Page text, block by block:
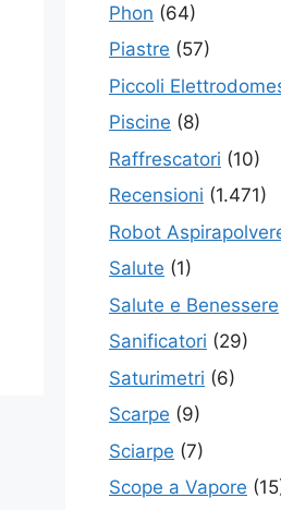
Phon (64)
Piastre (57)
Piccoli
Piscine (8)
Raffrescatori (10)
Recensioni (1.471)
Robot
Salute (1)
Salute e Benessere
Sanificatori (29)
Saturimetri (6)
Scarpe (9)
Sciarpe (7)
Scope a Vapore